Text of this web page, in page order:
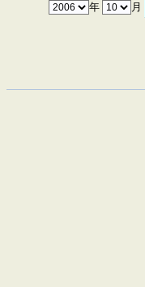
年 月